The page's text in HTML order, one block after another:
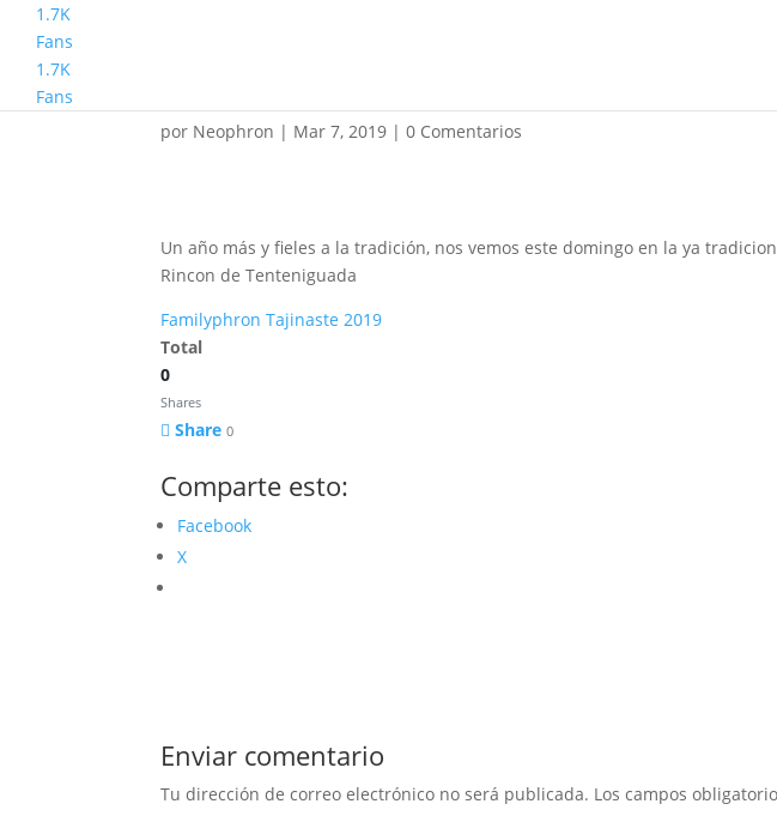
1.7K
Fans
1.7K
Fans
por Neophron | Mar 7, 2019 |0 Comentarios
Un año más y fieles a la tradición, nos vemos este domingo en la ya
Rincon de Tenteniguada
Familyphron Tajinaste 2019
Total
0
Shares
Share 0
Comparte esto:
Facebook
X
Enviar comentario
Tu dirección de correo electrónico no será publicada. Los campos